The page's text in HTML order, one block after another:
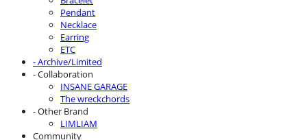
Pendant
Necklace
Earring
ETC
- Archive/Limited
- Collaboration
INSANE GARAGE
The wreckchords
- Other Brand
LIMLIAM
Community